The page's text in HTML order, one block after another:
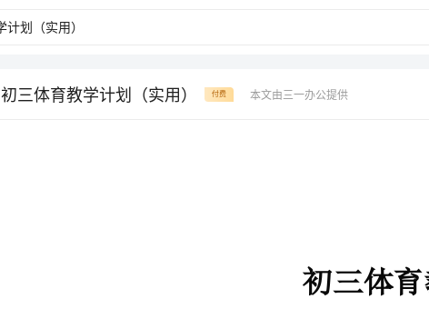
初三体育教学计划（实用） 付费 本文由三一办公提供